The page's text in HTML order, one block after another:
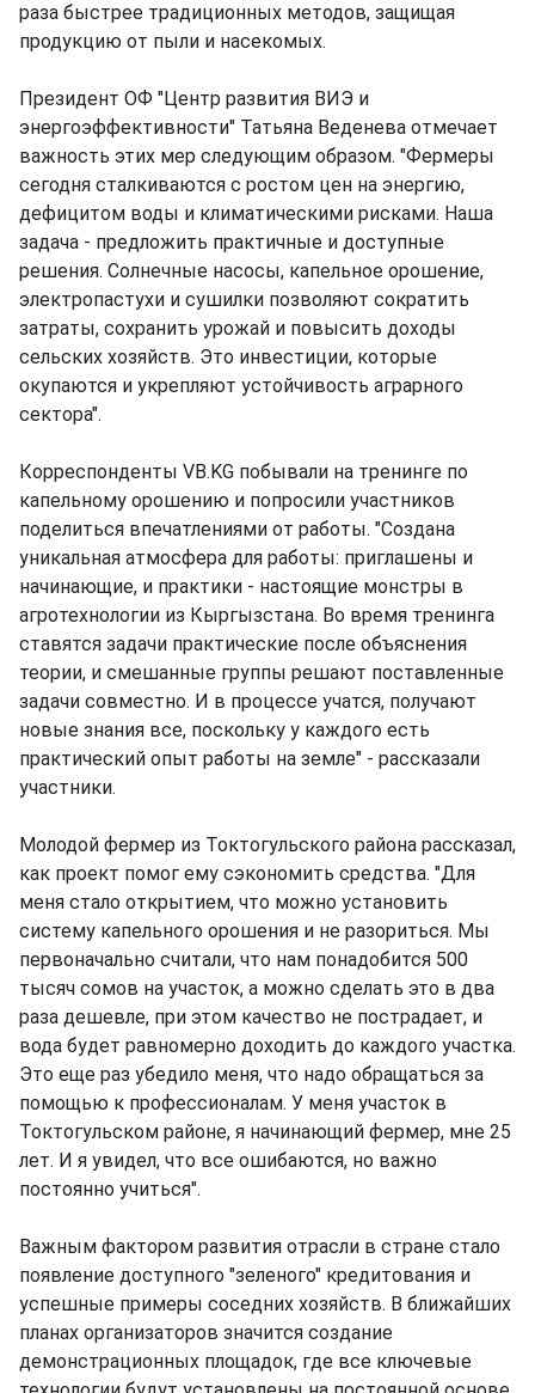
раза быстрее традиционных методов, защищая
продукцию от пыли и насекомых.
Президент ОФ "Центр развития ВИЭ и
энергоэффективности" Татьяна Веденева отмечает
важность этих мер следующим образом. "Фермеры
сегодня сталкиваются с ростом цен на энергию,
дефицитом воды и климатическими рисками. Наша
задача - предложить практичные и доступные
решения. Солнечные насосы, капельное орошение,
электропастухи и сушилки позволяют сократить
затраты, сохранить урожай и повысить доходы
сельских хозяйств. Это инвестиции, которые
окупаются и укрепляют устойчивость аграрного
сектора".
Корреспонденты VB.KG побывали на тренинге по
капельному орошению и попросили участников
поделиться впечатлениями от работы. "Создана
уникальная атмосфера для работы: приглашены и
начинающие, и практики - настоящие монстры в
агротехнологии из Кыргызстана. Во время тренинга
ставятся задачи практические после объяснения
теории, и смешанные группы решают поставленные
задачи совместно. И в процессе учатся, получают
новые знания все, поскольку у каждого есть
практический опыт работы на земле" - рассказали
участники.
Молодой фермер из Токтогульского района рассказал,
как проект помог ему сэкономить средства. "Для
меня стало открытием, что можно установить
систему капельного орошения и не разориться. Мы
первоначально считали, что нам понадобится 500
тысяч сомов на участок, а можно сделать это в два
раза дешевле, при этом качество не пострадает, и
вода будет равномерно доходить до каждого участка.
Это еще раз убедило меня, что надо обращаться за
помощью к профессионалам. У меня участок в
Токтогульском районе, я начинающий фермер, мне 25
лет. И я увидел, что все ошибаются, но важно
постоянно учиться".
Важным фактором развития отрасли в стране стало
появление доступного "зеленого" кредитования и
успешные примеры соседних хозяйств. В ближайших
планах организаторов значится создание
демонстрационных площадок, где все ключевые